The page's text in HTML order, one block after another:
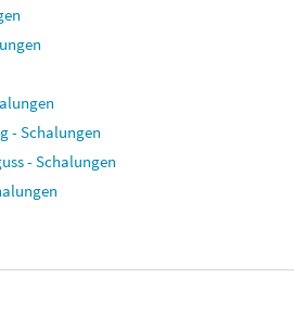
- Schalungen
- Schalungen